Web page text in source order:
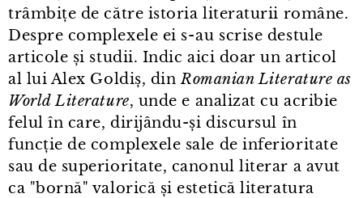
trâmbițe de către istoria literaturii române.
Despre complexele ei s⁠-⁠au scrise destule
articole și studii. Indic aici doar un articol
al lui Alex Goldiș, dinRomanian Literature as
World Literature, unde e analizat cu acribie
felul în care, dirijându-și discursul în
funcție de complexele sale de inferioritate
sau de superioritate, canonul literar a avut
ca "bornă" valorică și estetică literatura